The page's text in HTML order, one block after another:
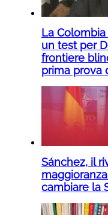
La
un test per
frontiere
prima prova
Sánchez, il
cambiare la